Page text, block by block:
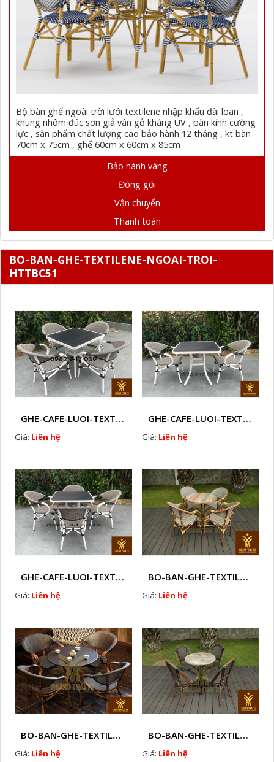
Bộ bàn ghế ngoài trời lưới textilene nhập khẩu đài loan ,
khung nhôm đúc sơn giả vân gỗ kháng UV , bàn kính cường
lực , sàn phẩm chất lượng cao bảo hành 12 tháng , kt bàn
70cm x 75cm , ghế 60cm x 60cm x 85cm
Bảo hành vàng
Đóng gói
Vận chuyển
Thanh toán
BO-BAN-GHE-TEXTILENE-NGOAI-TROI-
HTTBC51
GHE-CAFE-LUOI-TEXTILENE-NGOAI-TROI-M3
Giá: Liên hệ
GHE-CAFE-LUOI-TEXTILENE-NGOAI-TROI-M 2
Giá: Liên hệ
GHE-CAFE-LUOI-TEXTILENE-NGOAI-TROI-M 1
Giá: Liên hệ
BO-BAN-GHE-TEXTILENE-NGOAI-TROI-HTTBC2
Giá: Liên hệ
BO-BAN-GHE-TEXTILENE-NGOAI-TROI-HTTBC3
Giá: Liên hệ
BO-BAN-GHE-TEXTILENE-NGOAI-TROI-HTTBC4
Giá: Liên hệ